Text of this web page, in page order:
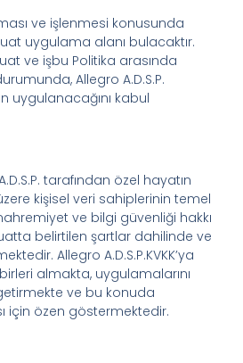
ve işlenmesi konusunda
uygulama alanı bulacaktır.
ve işbu Politika arasında
Allegro A.D.S.P.
uygulanacağını kabul
S.P. tarafından özel hayatın
kişisel veri sahiplerinin temel
ve bilgi güvenliği hakkı
belirtilen şartlar dahilinde ve
Allegro A.D.S.P.KVKK’ya
almakta, uygulamalarını
ve bu konuda
için özen göstermektedir.